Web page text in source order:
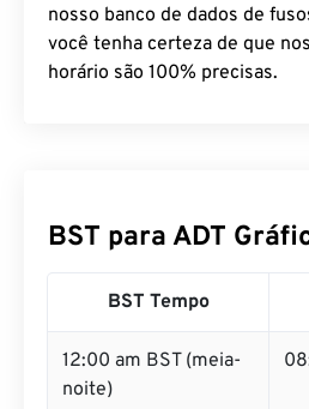
nosso banco de dados de
você tenha certeza de que
horário são 100% precisas.
BST para ADT
BST Tempo
12:00 am BST (meia-
noite)